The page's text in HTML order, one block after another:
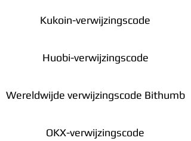
Kukoin-verwijzingscode
Huobi-verwijzingscode
Wereldwijde verwijzingscode Bithumb
OKX-verwijzingscode